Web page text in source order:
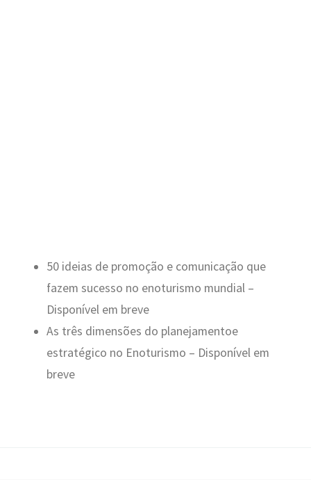
50 ideias de promoção e comunicação que
fazem sucesso no enoturismo mundial –
Disponível em breve
As três dimensões do planejamentoe
estratégico no Enoturismo – Disponível em
breve